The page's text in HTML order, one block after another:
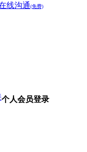
线沟通(免费)
个人会员登录